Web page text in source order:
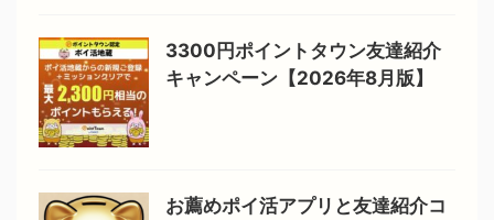
3300円ポイントタウン友達紹介
キャンペーン【2026年8月版】
お薦めポイ活アプリと友達紹介コ